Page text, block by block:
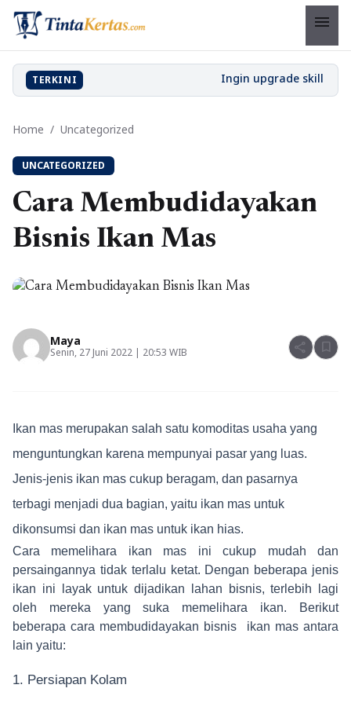
menu
TERKINI
Home / Uncategorized
UNCATEGORIZED
Cara Membudidayakan
Bisnis Ikan Mas
Maya
Senin, 27 Juni 2022 | 20:53 WIB share bookmark
Ikan mas merupakan salah satu komoditas usaha yang
menguntungkan karena mempunyai pasar yang luas.
Jenis-jenis ikan mas cukup beragam, dan pasarnya
terbagi menjadi dua bagian, yaitu ikan mas untuk
dikonsumsi dan ikan mas untuk ikan hias.
Cara memelihara ikan mas ini cukup mudah dan
persaingannya tidak terlalu ketat. Dengan beberapa jenis
ikan ini layak untuk dijadikan lahan bisnis, terlebih lagi
oleh mereka yang suka memelihara ikan. Berikut
beberapa cara membudidayakan bisnis ikan mas antara
lain yaitu:
1. Persiapan Kolam